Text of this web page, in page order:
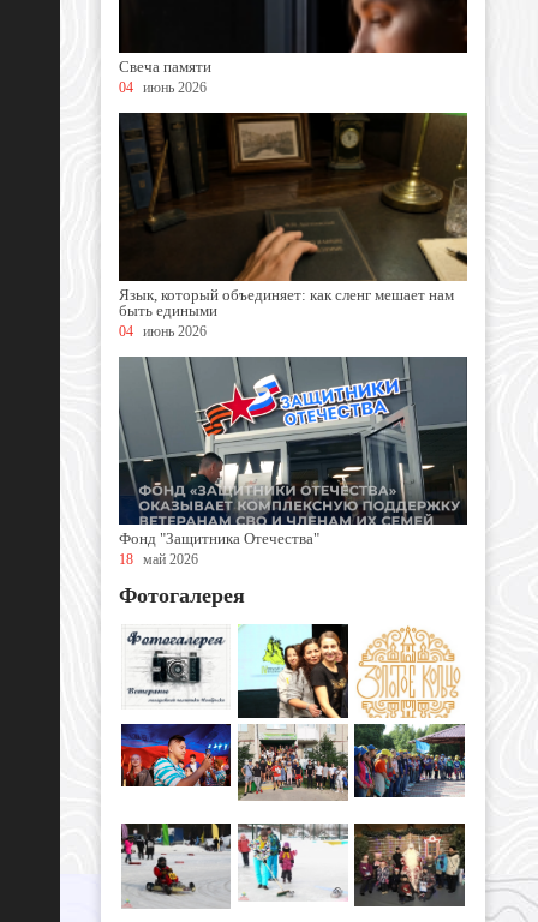
Свеча памяти
04 июнь 2026
Язык, который объединяет: как сленг мешает нам
быть едиными
04 июнь 2026
Фонд "Защитника Отечества"
18 май 2026
Фотогалерея